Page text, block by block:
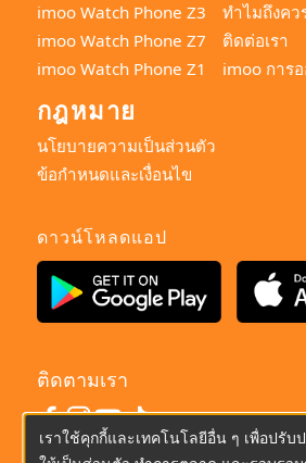
imoo Watch Phone Z3
imoo Watch Phone Z7
imoo Watch Phone Z1
ทำไมถึงคว
ติดต่อเรา
imoo การอ
กฎหมาย
นโยบายความเป็นส่วนตัว
ข้อกำหนดและเงื่อนไข
ดาวน์โหลดแอป
ติดตามเรา
เราใช้คุกกี้และเทคโนโลยีอื่น ๆ เพื่อปรั